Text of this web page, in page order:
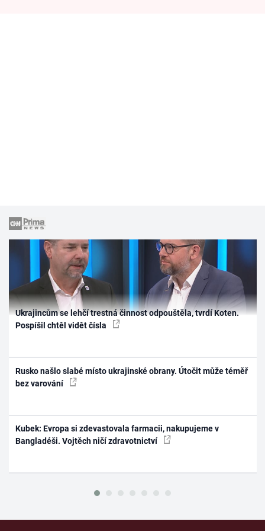
Ukrajincům se lehčí trestná činnost odpouštěla, tvrdí Koten.
Pospíšil chtěl vidět čísla
Rusko našlo slabé místo ukrajinské obrany. Útočit může téměř
bez varování
Kubek: Evropa si zdevastovala farmacii, nakupujeme v
Bangladéši. Vojtěch ničí zdravotnictví